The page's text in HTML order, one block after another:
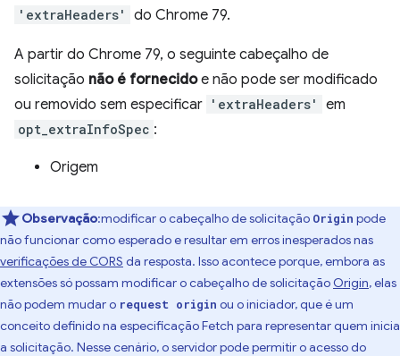
'extraHeaders' do Chrome 79.
A partir do Chrome 79, o seguinte cabeçalho de
solicitação não é fornecidoe não pode ser modificado
ou removido sem especificar 'extraHeaders' em
opt_extraInfoSpec :
Origem
Observação:modificar o cabeçalho de solicitação Origin pode
não funcionar como esperado e resultar em erros inesperados nas
verificações de CORS da resposta. Isso acontece porque, embora as
extensões só possam modificar o cabeçalho de solicitação Origin, elas
não podem mudar o request origin ou o iniciador, que é um
conceito definido na especificação Fetch para representar quem inicia
a solicitação. Nesse cenário, o servidor pode permitir o acesso do